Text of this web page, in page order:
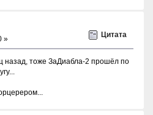
»
Цитата
назад, тоже ЗаДиабла-2 прошёл по